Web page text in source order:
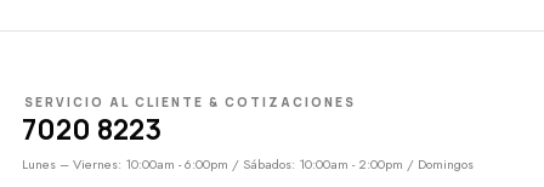
SERVICIO AL CLIENTE & COTIZACIONES
7020 8223
Lunes – Viernes: 10:00am - 6:00pm / Sábados: 10:00am - 2:00pm / Domingos